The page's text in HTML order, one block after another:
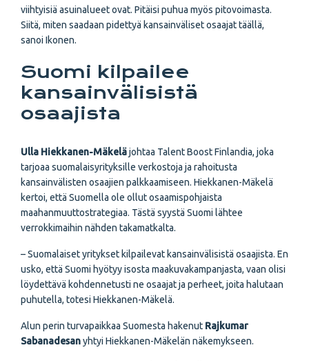
viihtyisiä asuinalueet ovat. Pitäisi puhua myös pitovoimasta.
Siitä, miten saadaan pidettyä kansainväliset osaajat täällä,
sanoi Ikonen.
Suomi kilpailee
kansainvälisistä
osaajista
Ulla Hiekkanen-Mäkeläjohtaa Talent Boost Finlandia, joka
tarjoaa suomalaisyrityksille verkostoja ja rahoitusta
kansainvälisten osaajien palkkaamiseen. Hiekkanen-Mäkelä
kertoi, että Suomella ole ollut osaamispohjaista
maahanmuuttostrategiaa. Tästä syystä Suomi lähtee
verrokkimaihin nähden takamatkalta.
– Suomalaiset yritykset kilpailevat kansainvälisistä osaajista. En
usko, että Suomi hyötyy isosta maakuvakampanjasta, vaan olisi
löydettävä kohdennetusti ne osaajat ja perheet, joita halutaan
puhutella, totesi Hiekkanen-Mäkelä.
Alun perin turvapaikkaa Suomesta hakenut Rajkumar
Sabanadesanyhtyi Hiekkanen-Mäkelän näkemykseen.